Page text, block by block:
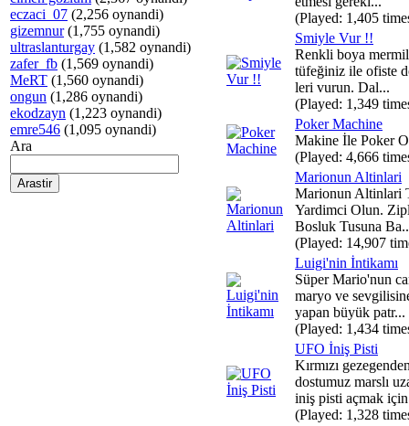
eczaci_07 (2,256 oynandi)
gizemnur(1,755 oynandi)
ultraslanturgay (1,582 oynandi)
zafer_fb (1,569 oynandi)
MeRT (1,560 oynandi)
ongun (1,286 oynandi)
ekodzayn (1,223 oynandi)
emre546 (1,095 oynandi)
Ara
(Played: 1,405
Smiyle Vur !!
Renkli boya
tüfeğiniz ile ofiste
leri vurun. Dal...
(Played: 1,349
Poker Machine
Makine İle Poker
(Played: 4,666
Marionun Altinlari
Marionun Altinlari
Yardimci Olun.
Bosluk Tusuna
(Played: 14,907
Luigi'nin İntikamı
Süper Mario'nun
maryo ve
yapan büyük patr...
(Played: 1,434
UFO İniş Pisti
Kırmızı
dostumuz marslı
iniş pisti açmak
(Played: 1,328